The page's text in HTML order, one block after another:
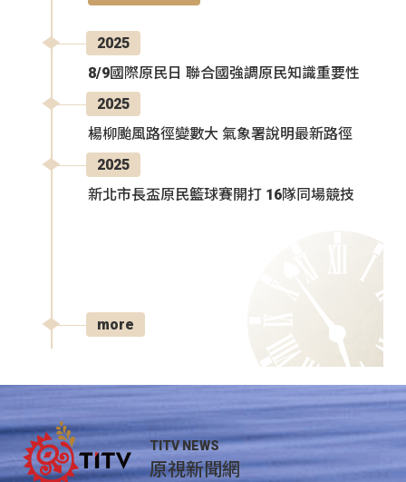
2025
8/9國際原民日 聯合國強調原民知識重要性
2025
楊柳颱風路徑變數大 氣象署說明最新路徑
2025
新北市長盃原民籃球賽開打 16隊同場競技
more
TITV NEWS
原視新聞網